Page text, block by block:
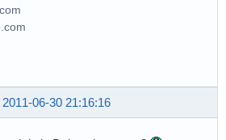
2011-06-30 21:16:16